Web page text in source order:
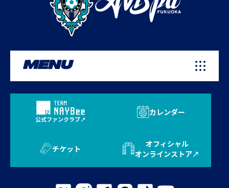
MENU
公式ファンクラブ
カレンダー
チケット
オフィシャル
オンラインストア